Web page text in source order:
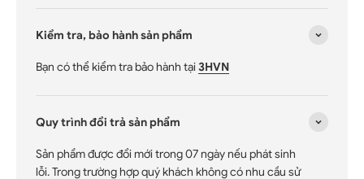
Kiểm tra, bảo hành sản phẩm
Bạn có thể kiểm tra bảo hành tại3HVN
Quy trình đổi trả sản phẩm
Sản phẩm được đổi mới trong 07 ngày nếu phát sinh
lỗi. Trong trường hợp quý khách không có nhu cầu sử